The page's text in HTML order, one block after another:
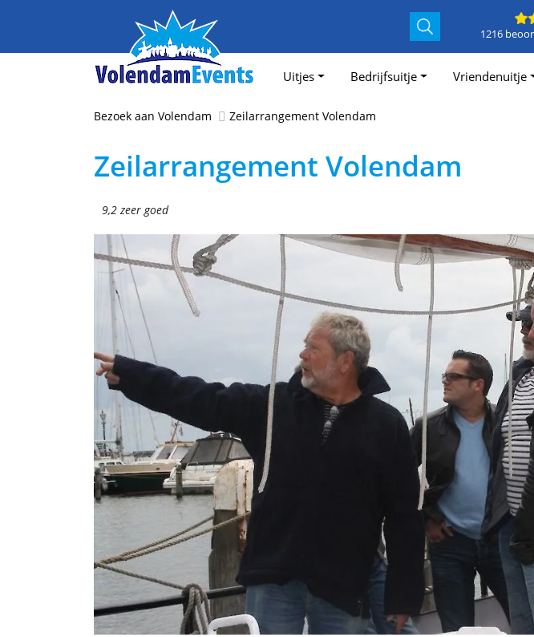
1216
Uitjes Bedrijfsuitje Vriendenuitje
Bezoek aan Volendam Zeilarrangement Volendam
Zeilarrangement Volendam
9,2 zeer goed